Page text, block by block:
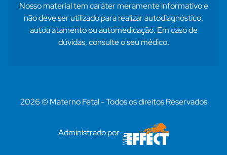
Nosso material tem caráter meramente informativo e
não deve ser utilizado para realizar autodiagnóstico,
autotratamento ou automedicação. Em caso de
dúvidas, consulte o seu médico.
2026 © Materno Fetal - Todos os direitos Reservados
Administrado por